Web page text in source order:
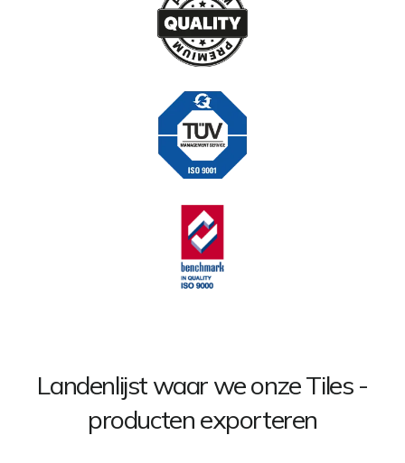
Landenlijst waar we onze Tiles -
producten exporteren